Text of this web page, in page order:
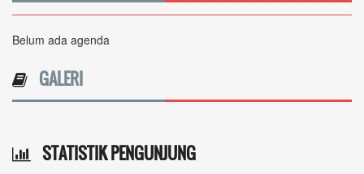
Belum ada agenda
GALERI
STATISTIK PENGUNJUNG